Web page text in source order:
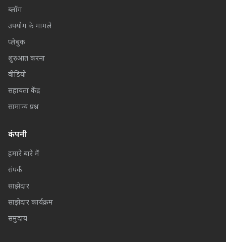
ब्लॉग
उपयोग के मामले
प्लेबुक
शुरुआत करना
वीडियो
सहायता केंद्र
सामान्य प्रश्न
कंपनी
हमारे बारे में
संपर्क
साझेदार
साझेदार कार्यक्रम
समुदाय